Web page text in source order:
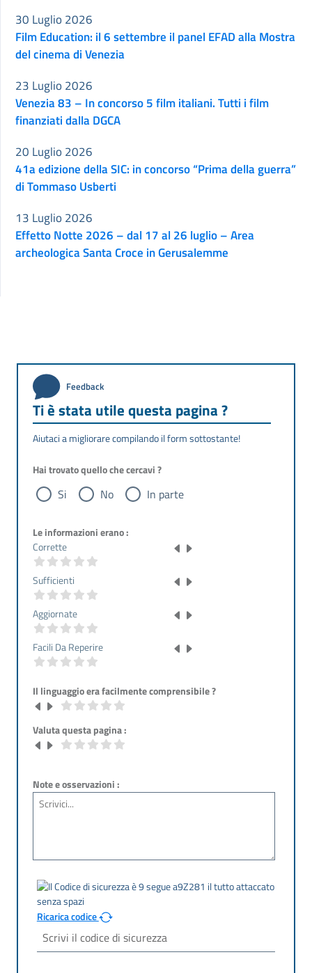
Film Education: il 6 settembre il panel EFAD alla Mostra
del cinema di Venezia
30 Luglio 2026
Venezia 83 – In concorso 5 film italiani. Tutti i film
finanziati dalla DGCA
23 Luglio 2026
41a edizione della SIC: in concorso “Prima della guerra”
di Tommaso Usberti
20 Luglio 2026
Effetto Notte 2026 – dal 17 al 26 luglio – Area
archeologica Santa Croce in Gerusalemme
13 Luglio 2026
Feedback
Ti è stata utile questa pagina ?
Aiutaci a migliorare compilando il form sottostante!
Hai trovato quello che cercavi ?
Si No In parte
Le informazioni erano :
Corrette
Sufficienti
Aggiornate
Facili Da Reperire
Il linguaggio era facilmente comprensibile ?
Valuta questa pagina :
Note e osservazioni :
Ricarica codice